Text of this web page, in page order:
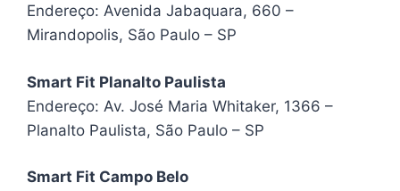
Endereço: Avenida Jabaquara, 660 –
Mirandopolis, São Paulo – SP
Smart Fit Planalto Paulista
Endereço: Av. José Maria Whitaker, 1366 –
Planalto Paulista, São Paulo – SP
Smart Fit Campo Belo